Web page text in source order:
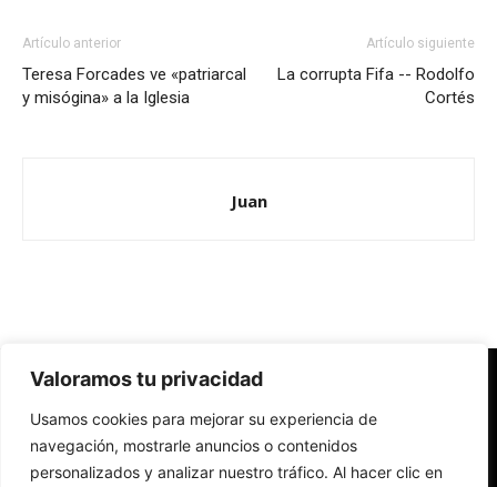
Valoramos tu privacidad
Usamos cookies para mejorar su experiencia de
navegación, mostrarle anuncios o contenidos
personalizados y analizar nuestro tráfico. Al hacer clic en
Artículo anterior
Teresa Forcades ve «patriarcal
y misógina» a la Iglesia
Artículo siguiente
La corrupta Fifa -- Rodolfo
Cortés
Juan
Redes Cristianas
Una mirada alternativa sobre la Iglesia católica y la sociedad
- Colectivos de Redes Cristianas